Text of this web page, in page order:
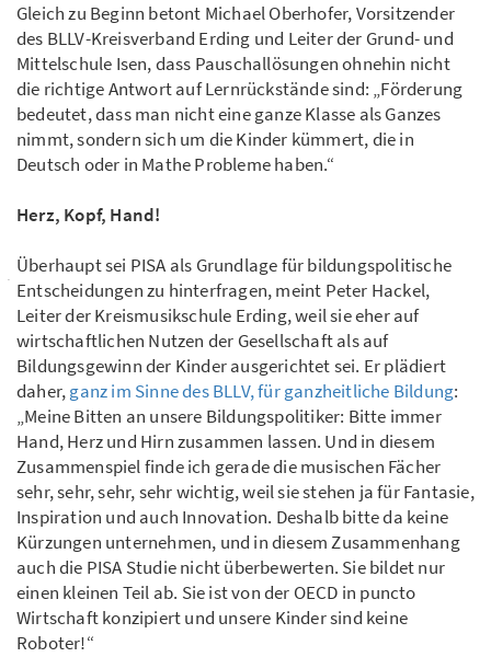
Gleich zu Beginn betont Michael Oberhofer, Vorsitzender
des BLLV-Kreisverband Erding und Leiter der Grund- und
Mittelschule Isen, dass Pauschallösungen ohnehin nicht
die richtige Antwort auf Lernrückstände sind: „Förderung
bedeutet, dass man nicht eine ganze Klasse als Ganzes
nimmt, sondern sich um die Kinder kümmert, die in
Deutsch oder in Mathe Probleme haben.“
Herz, Kopf, Hand!
Überhaupt sei PISA als Grundlage für bildungspolitische
Entscheidungen zu hinterfragen, meint Peter Hackel,
Leiter der Kreismusikschule Erding, weil sie eher auf
wirtschaftlichen Nutzen der Gesellschaft als auf
Bildungsgewinn der Kinder ausgerichtet sei. Er plädiert
daher,ganz im Sinne des BLLV, für ganzheitliche Bildung:
„Meine Bitten an unsere Bildungspolitiker: Bitte immer
Hand, Herz und Hirn zusammen lassen. Und in diesem
Zusammenspiel finde ich gerade die musischen Fächer
sehr, sehr, sehr, sehr wichtig, weil sie stehen ja für Fantasie,
Inspiration und auch Innovation. Deshalb bitte da keine
Kürzungen unternehmen, und in diesem Zusammenhang
auch die PISA Studie nicht überbewerten. Sie bildet nur
einen kleinen Teil ab. Sie ist von der OECD in puncto
Wirtschaft konzipiert und unsere Kinder sind keine
Roboter!“